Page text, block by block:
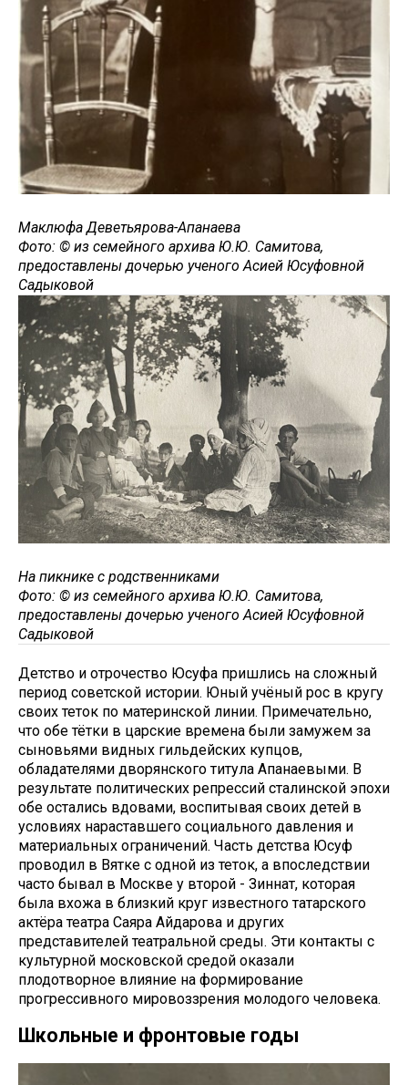
Маклюфа Деветьярова-Апанаева
Фото: © из семейного архива Ю.Ю. Самитова,
предоставлены дочерью ученого Асией Юсуфовной
Садыковой
На пикнике с родственниками
Фото: © из семейного архива Ю.Ю. Самитова,
предоставлены дочерью ученого Асией Юсуфовной
Садыковой
Детство и отрочество Юсуфа пришлись на сложный
период советской истории. Юный учёный рос в кругу
своих теток по материнской линии. Примечательно,
что обе тётки в царские времена были замужем за
сыновьями видных гильдейских купцов,
обладателями дворянского титула Апанаевыми. В
результате политических репрессий сталинской эпохи
обе остались вдовами, воспитывая своих детей в
условиях нараставшего социального давления и
материальных ограничений. Часть детства Юсуф
проводил в Вятке с одной из теток, а впоследствии
часто бывал в Москве у второй - Зиннат, которая
была вхожа в близкий круг известного татарского
актёра театра Саяра Айдарова и других
представителей театральной среды. Эти контакты с
культурной московской средой оказали
плодотворное влияние на формирование
прогрессивного мировоззрения молодого человека.
Школьные и фронтовые годы